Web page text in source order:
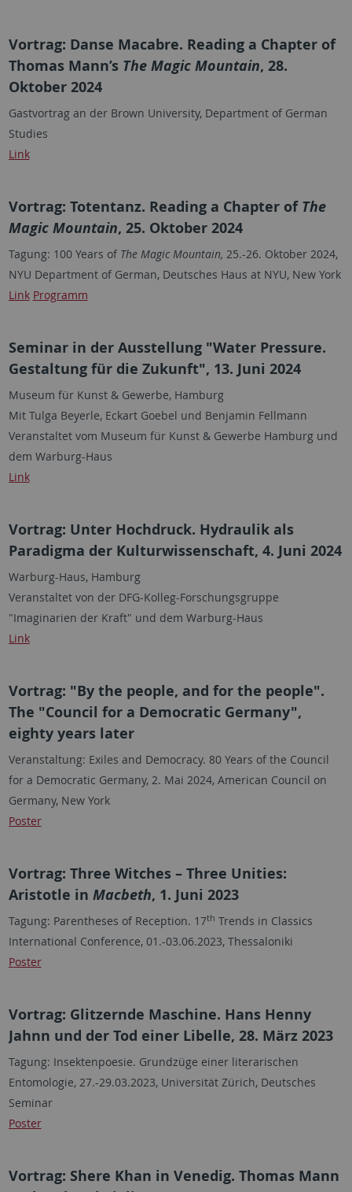
Vortrag: Danse Macabre. Reading a Chapter of
Thomas Mann’s The Magic Mountain, 28.
Oktober 2024
Gastvortrag an der Brown University, Department of German
Studies
Link
Vortrag: Totentanz. Reading a Chapter of The
Magic Mountain, 25. Oktober 2024
Tagung: 100 Years of The Magic Mountain, 25.-26. Oktober 2024,
NYU Department of German, Deutsches Haus at NYU, New York
Link Programm
Seminar in der Ausstellung "Water Pressure.
Gestaltung für die Zukunft", 13. Juni 2024
Museum für Kunst & Gewerbe, Hamburg
Mit Tulga Beyerle, Eckart Goebel und Benjamin Fellmann
Veranstaltet vom Museum für Kunst & Gewerbe Hamburg und
dem Warburg-Haus
Link
Vortrag: Unter Hochdruck. Hydraulik als
Paradigma der Kulturwissenschaft, 4. Juni 2024
Warburg-Haus, Hamburg
Veranstaltet von der DFG-Kolleg-Forschungsgruppe
"Imaginarien der Kraft" und dem Warburg-Haus
Link
Vortrag: "By the people, and for the people".
The "Council for a Democratic Germany",
eighty years later
Veranstaltung: Exiles and Democracy. 80 Years of the Council
for a Democratic Germany, 2. Mai 2024, American Council on
Germany, New York
Poster
Vortrag: Three Witches – Three Unities:
Aristotle in Macbeth, 1. Juni 2023
Tagung: Parentheses of Reception. 17th Trends in Classics
International Conference, 01.-03.06.2023, Thessaloniki
Poster
Vortrag: Glitzernde Maschine. Hans Henny
Jahnn und der Tod einer Libelle, 28. März 2023
Tagung: Insektenpoesie. Grundzüge einer literarischen
Entomologie, 27.-29.03.2023, Universität Zürich, Deutsches
Seminar
Poster
Vortrag: Shere Khan in Venedig. Thomas Mann